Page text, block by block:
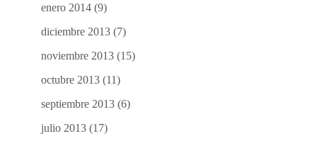
enero 2014 (9)
diciembre 2013 (7)
noviembre 2013 (15)
octubre 2013 (11)
septiembre 2013 (6)
julio 2013 (17)